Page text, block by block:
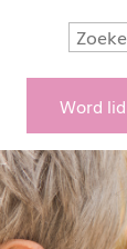
Word lid